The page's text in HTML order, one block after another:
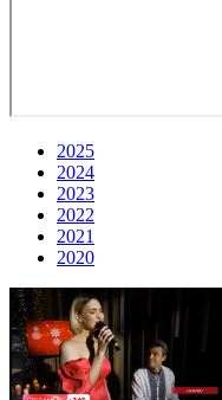
2025
2024
2023
2022
2021
2020